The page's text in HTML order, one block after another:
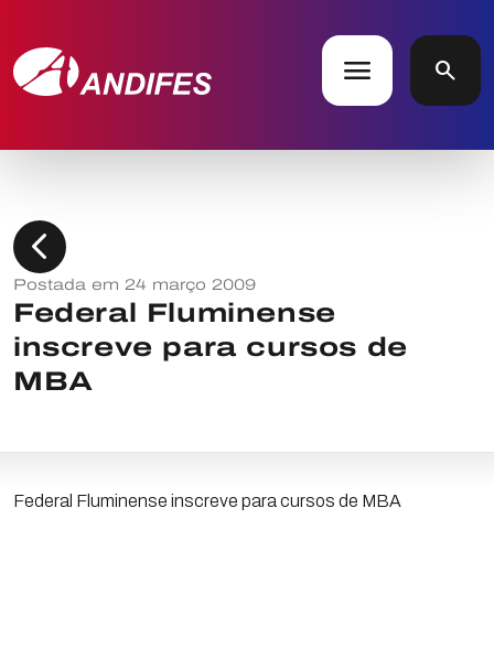
menu search
chevron_left
Postada em 24 março 2009
Federal Fluminense
inscreve para cursos de
MBA
Federal Fluminense inscreve para cursos de MBA